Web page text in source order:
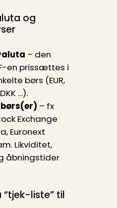
og
– den
en prissættes i
børs (EUR,
…).
– fx
Exchange
Euronext
Likviditet,
åbningstider
“tjek-liste” til